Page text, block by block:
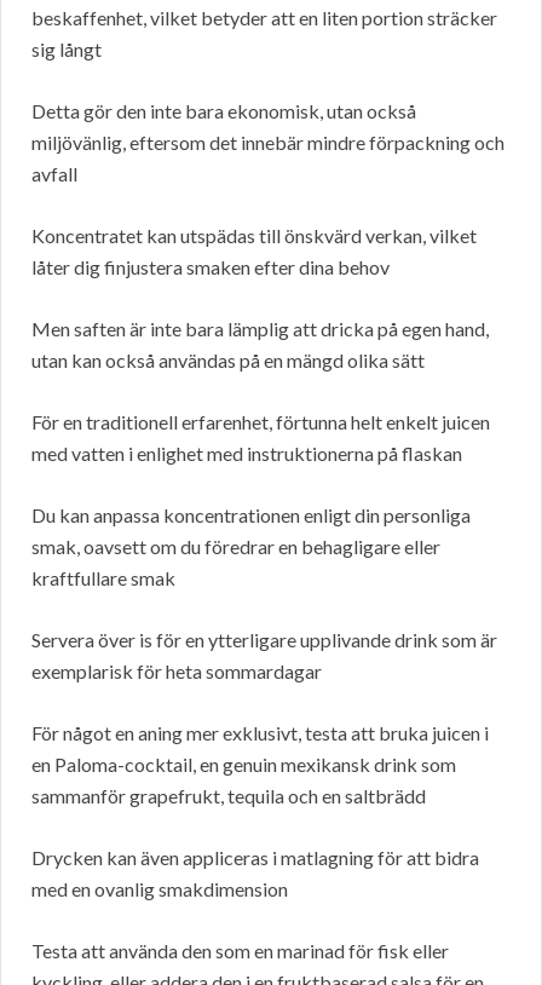
beskaffenhet, vilket betyder att en liten portion sträcker
sig långt
Detta gör den inte bara ekonomisk, utan också
miljövänlig, eftersom det innebär mindre förpackning och
avfall
Koncentratet kan utspädas till önskvärd verkan, vilket
låter dig finjustera smaken efter dina behov
Men saften är inte bara lämplig att dricka på egen hand,
utan kan också användas på en mängd olika sätt
För en traditionell erfarenhet, förtunna helt enkelt juicen
med vatten i enlighet med instruktionerna på flaskan
Du kan anpassa koncentrationen enligt din personliga
smak, oavsett om du föredrar en behagligare eller
kraftfullare smak
Servera över is för en ytterligare upplivande drink som är
exemplarisk för heta sommardagar
För något en aning mer exklusivt, testa att bruka juicen i
en Paloma-cocktail, en genuin mexikansk drink som
sammanför grapefrukt, tequila och en saltbrädd
Drycken kan även appliceras i matlagning för att bidra
med en ovanlig smakdimension
Testa att använda den som en marinad för fisk eller